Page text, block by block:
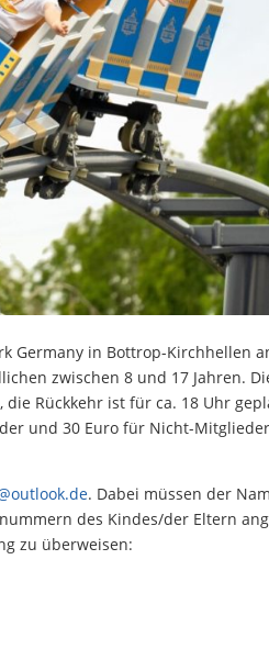
Germany in Bottrop-Kirchhellen
zwischen 8 und 17 Jahren.
Rückkehr ist für ca. 18 Uhr
und 30 Euro für Nicht-
. Dabei müssen der
des Kindes/der Eltern
zu überweisen: